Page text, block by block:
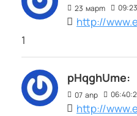
23 март
http://
1
pHqghUme:
07 апр
http://